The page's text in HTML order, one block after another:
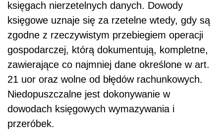
księgach nierzetelnych danych. Dowody
księgowe uznaje się za rzetelne wtedy, gdy są
zgodne z rzeczywistym przebiegiem operacji
gospodarczej, którą dokumentują, kompletne,
zawierające co najmniej dane określone w art.
21 uor oraz wolne od błędów rachunkowych.
Niedopuszczalne jest dokonywanie w
dowodach księgowych wymazywania i
przeróbek.